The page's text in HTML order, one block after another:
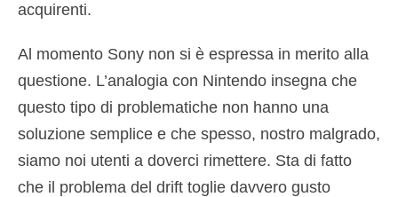
acquirenti.
Al momento Sony non si è espressa in merito alla
questione. L’analogia con Nintendo insegna che
questo tipo di problematiche non hanno una
soluzione semplice e che spesso, nostro malgrado,
siamo noi utenti a doverci rimettere. Sta di fatto
che il problema del drift toglie davvero gusto